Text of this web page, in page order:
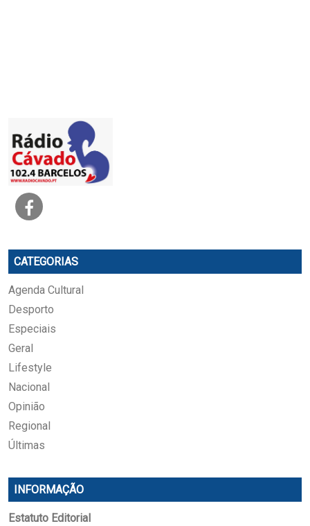
CATEGORIAS
Agenda Cultural
Desporto
Especiais
Geral
Lifestyle
Nacional
Opinião
Regional
Últimas
INFORMAÇÃO
Estatuto Editorial